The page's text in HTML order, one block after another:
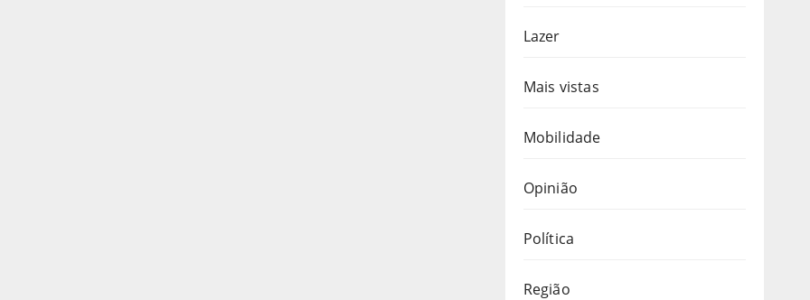
Lazer
Mais vistas
Mobilidade
Opinião
Política
Região